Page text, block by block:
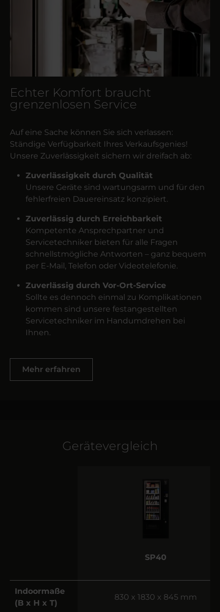
Echter Komfort braucht
grenzenlosen Service
Auf eine Sache können Sie sich verlassen:
Ständige Verfügbarkeit Ihres Verkaufsgenies!
Unsere Zuverlässigkeit sichern wir dreifach ab:
Zuverlässigkeit durch Qualität
Unsere Geräte sind wartungsarm und für den
fehlerfreien Dauereinsatz konzipiert.
Zuverlässig durch Erreichbarkeit
Kompetente Ansprechpartner und
Servicetechniker bieten für alle Fragen
schnellstmögliche Antworten – ganz bequem
per E-Mail, Telefon oder Videotelefonie.
Zuverlässig durch Vor-Ort-Service
Sollte es dennoch einmal zu Komplikationen
kommen sind unsere festangestellten
Servicetechniker im Handumdrehen bei
Ihnen.
Mehr erfahren
Gerätevergleich
SP40
Indoormaße
(B x H x T)
830 x 1830 x 845 mm